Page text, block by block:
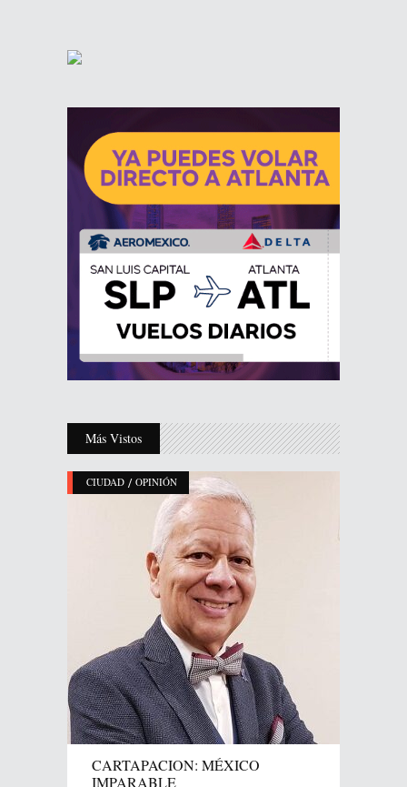
Más Vistos
CIUDAD / OPINIÓN
CARTAPACION: MÉXICO
IMPARABLE